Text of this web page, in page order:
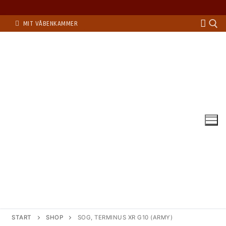
Spring
til
MIT VÅBENKAMMER
START SHOP SOG, TERMINUS XR G10 (ARMY)